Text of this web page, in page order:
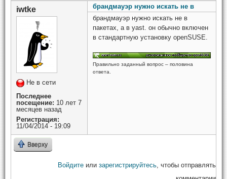
iwtke
Не в сети
Последнее
посещение: 10 лет 7
месяцев назад
Регистрация:
11/04/2014 - 19:09
брандмауэр нужно искать не в
брандмауэр нужно искать не в
пакетах, а в yast. он обычно включен
в стандартную установку openSUSE.
Правильно заданный вопрос – половина
ответа.
Вверху
Войдите или зарегистрируйтесь, чтобы отправлять